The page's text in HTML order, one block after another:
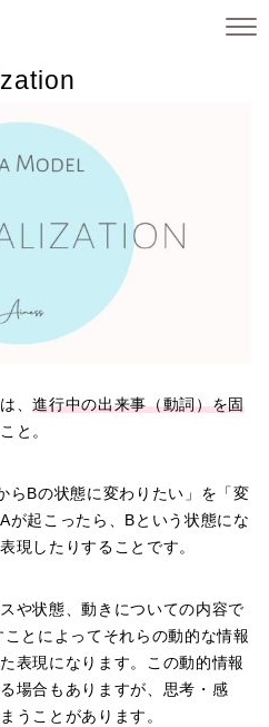
、進行中の出来事（動詞）を固
と。
らBの状態に変わりたい」を「変
が起こったら、Bという状態にな
現したりすることです。
や状態、動きについての内容で
とによってそれらの動的な情報
表現になります。この動的情報
場合もありますが、思考・感
うことがあります。